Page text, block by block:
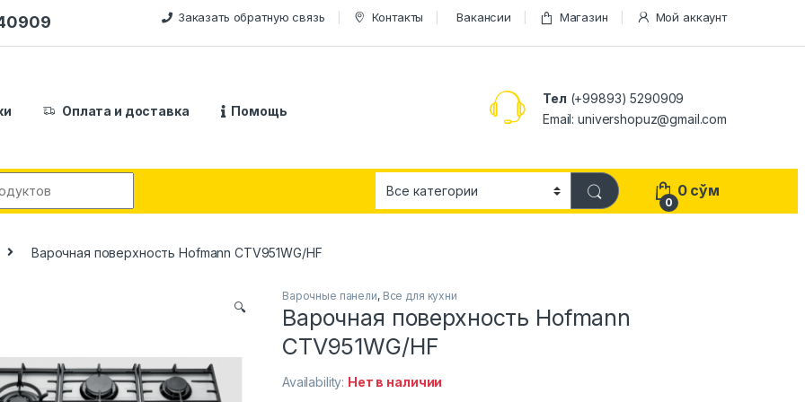
Заказать обратную связь Контакты Вакансии Магазин Мой аккаунт
Оплата и доставка Помощь
Тел (+99893) 5290909
Email: univershopuz@gmail.com
0
0 сўм
Варочная поверхность Hofmann CTV951WG/HF
🔍
Варочные панели, Все для кухни
Варочная поверхность Hofmann
CTV951WG/HF
Availability: Нет в наличии